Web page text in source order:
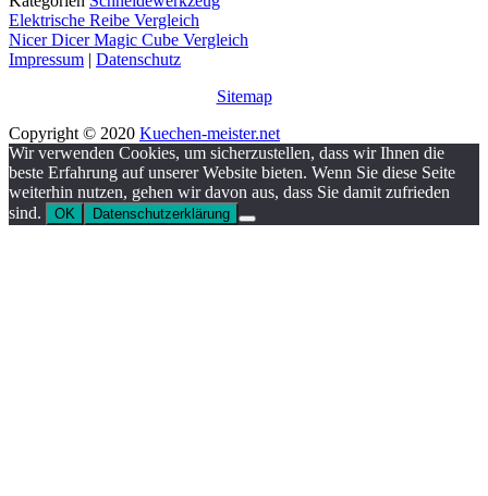
Elektrische Reibe Vergleich
Nicer Dicer Magic Cube Vergleich
Impressum | Datenschutz
Sitemap
Copyright © 2020 Kuechen-meister.net
Wir verwenden Cookies, um sicherzustellen, dass wir Ihnen die
beste Erfahrung auf unserer Website bieten. Wenn Sie diese Seite
weiterhin nutzen, gehen wir davon aus, dass Sie damit zufrieden
sind.
OK Datenschutzerklärung